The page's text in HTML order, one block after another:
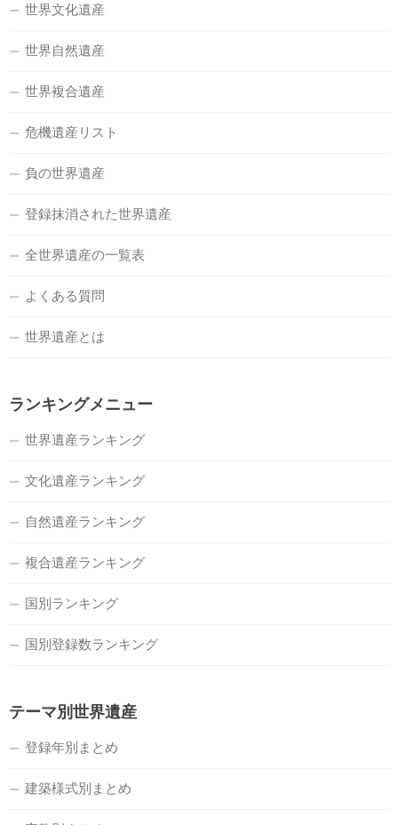
世界文化遺産
世界自然遺産
世界複合遺産
危機遺産リスト
負の世界遺産
登録抹消された世界遺産
全世界遺産の一覧表
よくある質問
世界遺産とは
ランキングメニュー
世界遺産ランキング
文化遺産ランキング
自然遺産ランキング
複合遺産ランキング
国別ランキング
国別登録数ランキング
テーマ別世界遺産
登録年別まとめ
建築様式別まとめ